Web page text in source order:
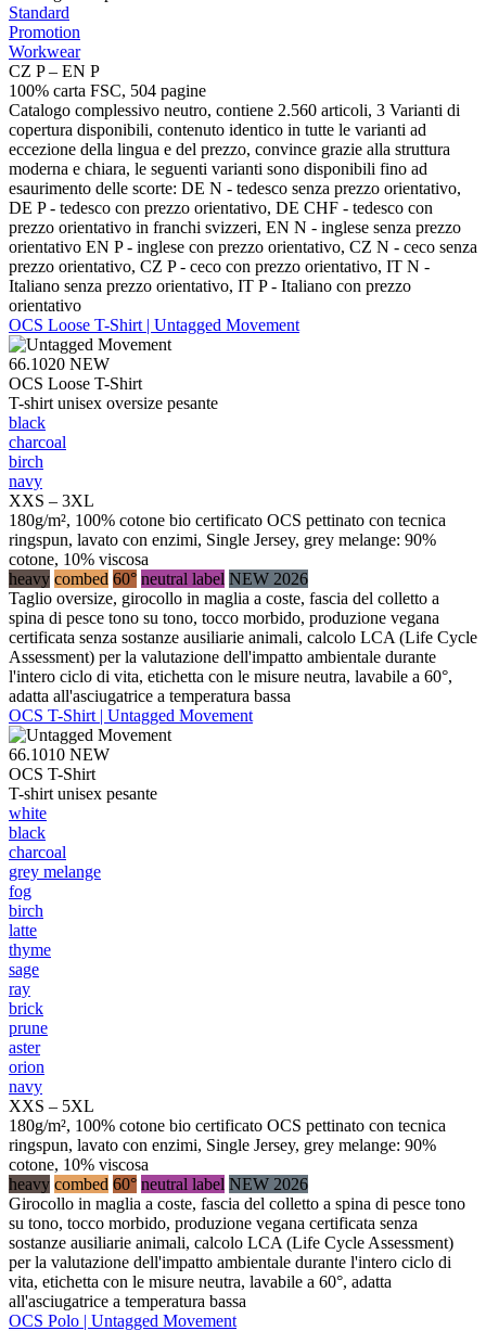
Standard
Promotion
Workwear
CZ P – EN P
100% carta FSC, 504 pagine
Catalogo complessivo neutro, contiene 2.560 articoli, 3 Varianti di
copertura disponibili, contenuto identico in tutte le varianti ad
eccezione della lingua e del prezzo, convince grazie alla struttura
moderna e chiara, le seguenti varianti sono disponibili fino ad
esaurimento delle scorte: DE N - tedesco senza prezzo orientativo,
DE P - tedesco con prezzo orientativo, DE CHF - tedesco con
prezzo orientativo in franchi svizzeri, EN N - inglese senza prezzo
orientativo EN P - inglese con prezzo orientativo, CZ N - ceco senza
prezzo orientativo, CZ P - ceco con prezzo orientativo, IT N -
Italiano senza prezzo orientativo, IT P - Italiano con prezzo
orientativo
OCS Loose T-Shirt | Untagged Movement
66.1020 NEW
OCS Loose T-Shirt
T-shirt unisex oversize pesante
black
charcoal
birch
navy
XXS – 3XL
180g/m², 100% cotone bio certificato OCS pettinato con tecnica
ringspun, lavato con enzimi, Single Jersey, grey melange: 90%
cotone, 10% viscosa
heavy combed 60° neutral label NEW 2026
Taglio oversize, girocollo in maglia a coste, fascia del colletto a
spina di pesce tono su tono, tocco morbido, produzione vegana
certificata senza sostanze ausiliarie animali, calcolo LCA (Life Cycle
Assessment) per la valutazione dell'impatto ambientale durante
l'intero ciclo di vita, etichetta con le misure neutra, lavabile a 60°,
adatta all'asciugatrice a temperatura bassa
OCS T-Shirt | Untagged Movement
66.1010 NEW
OCS T-Shirt
T-shirt unisex pesante
white
black
charcoal
grey melange
fog
birch
latte
thyme
sage
ray
brick
prune
aster
orion
navy
XXS – 5XL
180g/m², 100% cotone bio certificato OCS pettinato con tecnica
ringspun, lavato con enzimi, Single Jersey, grey melange: 90%
cotone, 10% viscosa
heavy combed 60° neutral label NEW 2026
Girocollo in maglia a coste, fascia del colletto a spina di pesce tono
su tono, tocco morbido, produzione vegana certificata senza
sostanze ausiliarie animali, calcolo LCA (Life Cycle Assessment)
per la valutazione dell'impatto ambientale durante l'intero ciclo di
vita, etichetta con le misure neutra, lavabile a 60°, adatta
all'asciugatrice a temperatura bassa
OCS Polo | Untagged Movement